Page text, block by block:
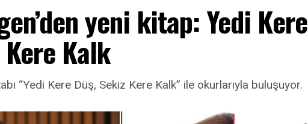
yeni kitap: Yedi Kere
Kalk
“Yedi Kere Düş, Sekiz Kere Kalk” ile okurlarıyla buluşuyor.